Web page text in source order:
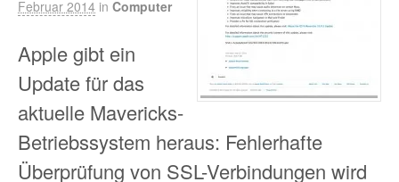
Februar 2014 in Computer
Apple gibt ein
Update für das
aktuelle Mavericks-
Betriebssystem heraus: Fehlerhafte
Überprüfung von SSL-Verbindungen wird